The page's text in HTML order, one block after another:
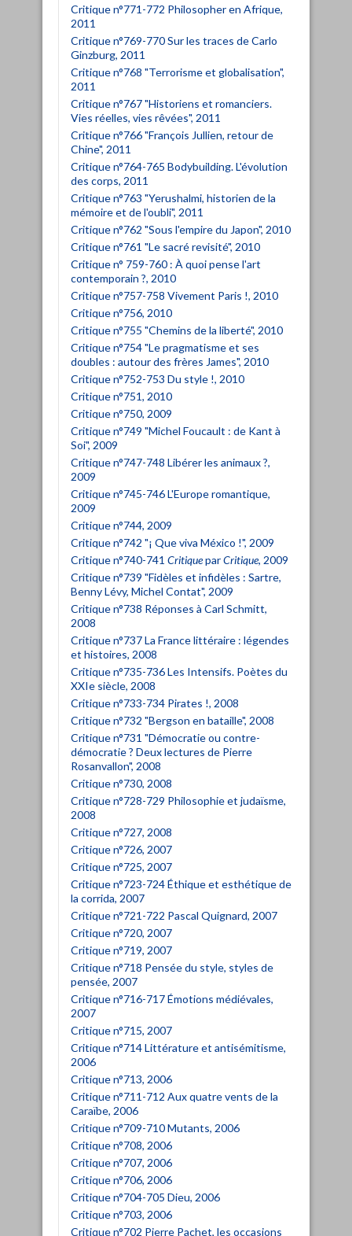
Critique n°771-772 Philosopher en Afrique,
2011
Critique n°769-770 Sur les traces de Carlo
Ginzburg, 2011
Critique n°768 "Terrorisme et globalisation",
2011
Critique n°767 "Historiens et romanciers.
Vies réelles, vies rêvées", 2011
Critique n°766 "François Jullien, retour de
Chine", 2011
Critique n°764-765 Bodybuilding. L'évolution
des corps, 2011
Critique n°763 "Yerushalmi, historien de la
mémoire et de l'oubli", 2011
Critique n°762 "Sous l'empire du Japon", 2010
Critique n°761 "Le sacré revisité", 2010
Critique n° 759-760 : À quoi pense l'art
contemporain ?, 2010
Critique n°757-758 Vivement Paris !, 2010
Critique n°756, 2010
Critique n°755 "Chemins de la liberté", 2010
Critique n°754 "Le pragmatisme et ses
doubles : autour des frères James", 2010
Critique n°752-753 Du style !, 2010
Critique n°751, 2010
Critique n°750, 2009
Critique n°749 "Michel Foucault : de Kant à
Soi", 2009
Critique n°747-748 Libérer les animaux ?,
2009
Critique n°745-746 L'Europe romantique,
2009
Critique n°744, 2009
Critique n°742 "¡ Que viva México !", 2009
Critique n°740-741 CritiqueparCritique, 2009
Critique n°739 "Fidèles et infidèles : Sartre,
Benny Lévy, Michel Contat", 2009
Critique n°738 Réponses à Carl Schmitt,
2008
Critique n°737 La France littéraire : légendes
et histoires, 2008
Critique n°735-736 Les Intensifs. Poètes du
XXIe siècle, 2008
Critique n°733-734 Pirates !, 2008
Critique n°732 "Bergson en bataille", 2008
Critique n°731 "Démocratie ou contre-
démocratie ? Deux lectures de Pierre
Rosanvallon", 2008
Critique n°730, 2008
Critique n°728-729 Philosophie et judaïsme,
2008
Critique n°727, 2008
Critique n°726, 2007
Critique n°725, 2007
Critique n°723-724 Éthique et esthétique de
la corrida, 2007
Critique n°721-722 Pascal Quignard, 2007
Critique n°720, 2007
Critique n°719, 2007
Critique n°718 Pensée du style, styles de
pensée, 2007
Critique n°716-717 Émotions médiévales,
2007
Critique n°715, 2007
Critique n°714 Littérature et antisémitisme,
2006
Critique n°713, 2006
Critique n°711-712 Aux quatre vents de la
Caraïbe, 2006
Critique n°709-710 Mutants, 2006
Critique n°708, 2006
Critique n°707, 2006
Critique n°706, 2006
Critique n°704-705 Dieu, 2006
Critique n°703, 2006
Critique n°702 Pierre Pachet, les occasions